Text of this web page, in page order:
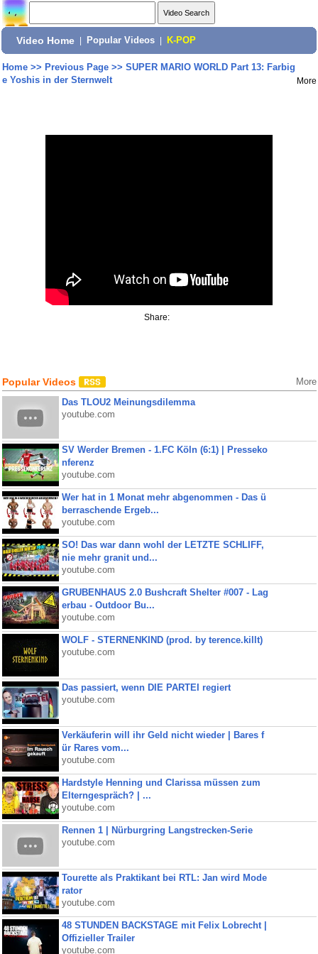
Video Home Popular Videos K-POP
Home>> Previous Page>> SUPER MARIO WORLD Part 13: Farbig
e Yoshis in der Sternwelt
More
Share:
Popular Videos More
Das TLOU2 Meinungsdilemma
youtube.com
SV Werder Bremen - 1.FC Köln (6:1) | Presseko
nferenz
youtube.com
Wer hat in 1 Monat mehr abgenommen - Das ü
berraschende Ergeb...
youtube.com
SO! Das war dann wohl der LETZTE SCHLIFF,
nie mehr granit und...
youtube.com
GRUBENHAUS 2.0 Bushcraft Shelter #007 - Lag
erbau - Outdoor Bu...
youtube.com
WOLF - STERNENKIND (prod. by terence.killt)
youtube.com
Das passiert, wenn DIE PARTEI regiert
youtube.com
Verkäuferin will ihr Geld nicht wieder | Bares f
ür Rares vom...
youtube.com
Hardstyle Henning und Clarissa müssen zum
Elterngespräch? | ...
youtube.com
Rennen 1 | Nürburgring Langstrecken-Serie
youtube.com
Tourette als Praktikant bei RTL: Jan wird Mode
rator
youtube.com
48 STUNDEN BACKSTAGE mit Felix Lobrecht |
Offizieller Trailer
youtube.com